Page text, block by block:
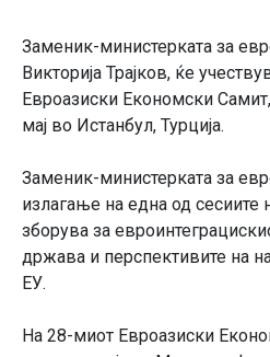
Заменик-министерката за
Викторија Трајков, ќе
Евроазиски Економски
мај во Истанбул, Турција.
Заменик-министерката за
излагање на една од сесиите
зборува за
држава и перспективите на
ЕУ.
На 28-миот Евроазиски